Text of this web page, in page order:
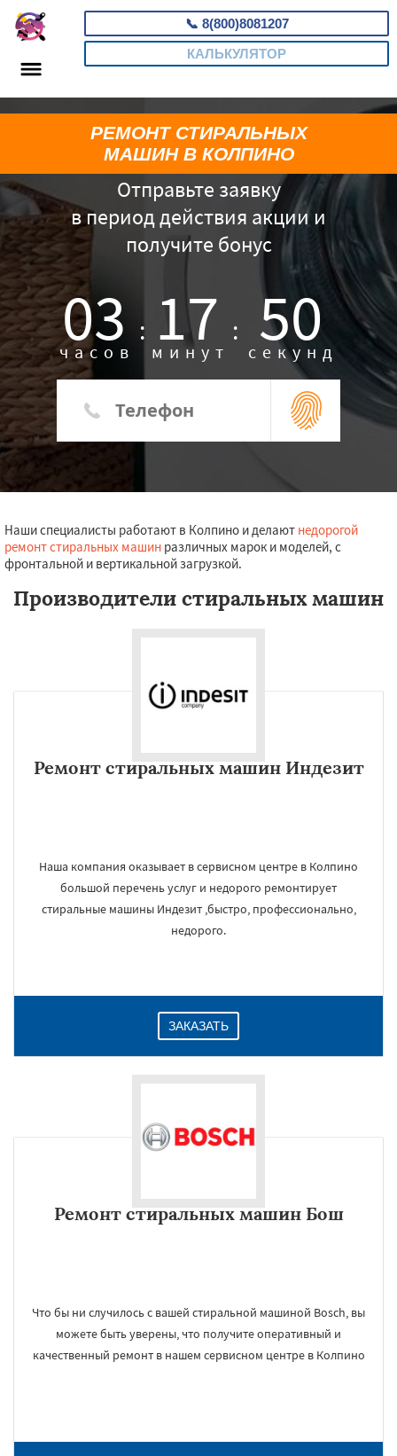
📞 8(800)8081207
КАЛЬКУЛЯТОР
Отправьте заявку
в период действия акции и
получите бонус
03 :
часов 17 :
минут 49
секунд
РЕМОНТ СТИРАЛЬНЫХ
МАШИН В КОЛПИНО
Наши специалисты работают в Колпино и делают недорогой
ремонт стиральных машин различных марок и моделей, с
фронтальной и вертикальной загрузкой.
Производители стиральных машин
Ремонт стиральных машин Индезит
Наша компания оказывает в сервисном центре в Колпино
большой перечень услуг и недорого ремонтирует
стиральные машины Индезит ,быстро, профессионально,
недорого.
ЗАКАЗАТЬ
Ремонт стиральных машин Бош
Что бы ни случилось с вашей стиральной машиной Bosch, вы
можете быть уверены, что получите оперативный и
качественный ремонт в нашем сервисном центре в Колпино